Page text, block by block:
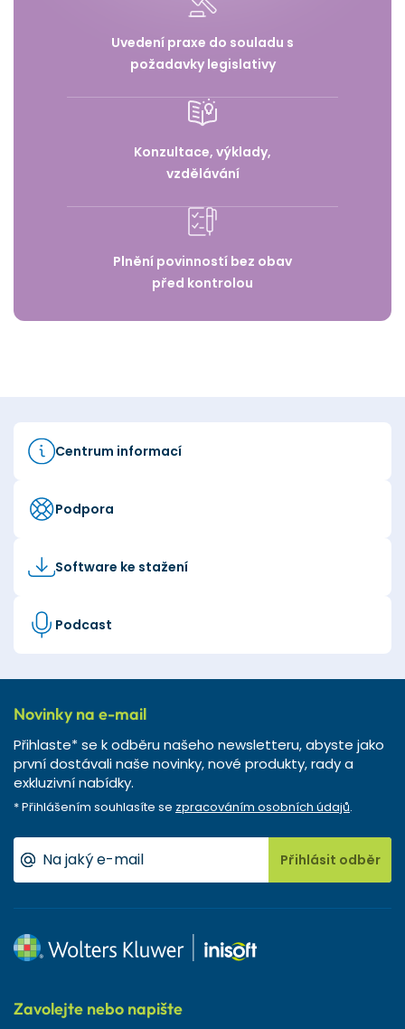
Uvedení praxe do souladu s
požadavky legislativy
Konzultace, výklady,
vzdělávání
Plnění povinností bez obav
před kontrolou
Centrum informací
Podpora
Software ke stažení
Podcast
Novinky na e-mail
Přihlaste* se k odběru našeho newsletteru, abyste jako
první dostávali naše novinky, nové produkty, rady a
exkluzivní nabídky.
* Přihlášením souhlasíte se zpracováním osobních údajů.
Přihlásit odběr
Zavolejte nebo napište